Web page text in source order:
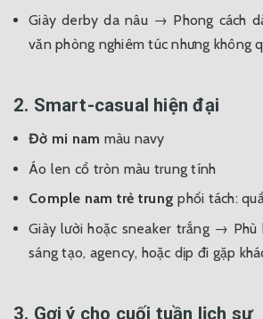
Giày derby da nâu → Phong cách
văn phòng nghiêm túc nhưng không
2. Smart-casual hiện đại
Đờ mi nam màu navy
Áo len cổ tròn màu trung tính
Comple nam trẻ trung phối tách:
Giày lười hoặc sneaker trắng → Phù
sáng tạo, agency, hoặc dịp đi gặp
3. Gợi ý cho cuối tuần lịch sự